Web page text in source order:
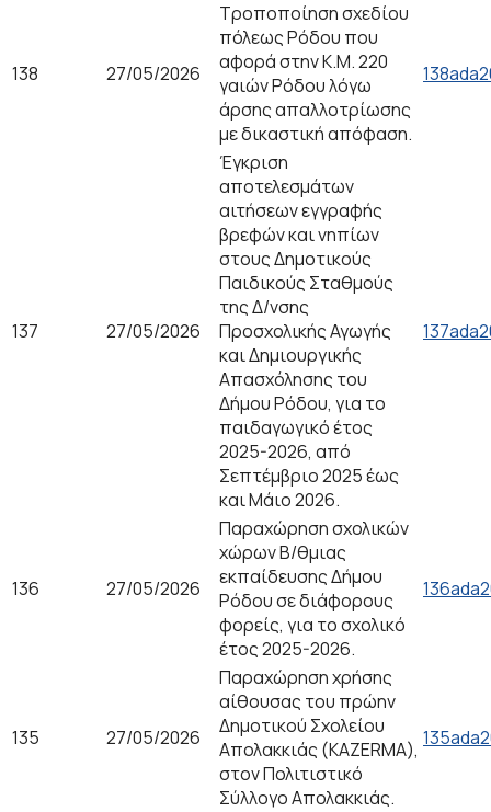
138 27/05/2026
Τροποποίηση σχεδίου
πόλεως Ρόδου που
αφορά στην Κ.Μ. 220
γαιών Ρόδου λόγω
άρσης απαλλοτρίωσης
με δικαστική απόφαση.
137 27/05/2026
Έγκριση
αποτελεσμάτων
αιτήσεων εγγραφής
βρεφών και νηπίων
στους Δημοτικούς
Παιδικούς Σταθμούς
της Δ/νσης
Προσχολικής Αγωγής
και Δημιουργικής
Απασχόλησης του
Δήμου Ρόδου, για το
παιδαγωγικό έτος
2025-2026, από
Σεπτέμβριο 2025 έως
και Μάιο 2026.
136 27/05/2026
Παραχώρηση σχολικών
χώρων Β/θμιας
εκπαίδευσης Δήμου
Ρόδου σε διάφορους
φορείς, για το σχολικό
έτος 2025-2026.
135 27/05/2026
Παραχώρηση χρήσης
αίθουσας του πρώην
Δημοτικού Σχολείου
Απολακκιάς (KAZERMA),
στον Πολιτιστικό
Σύλλογο Απολακκιάς.